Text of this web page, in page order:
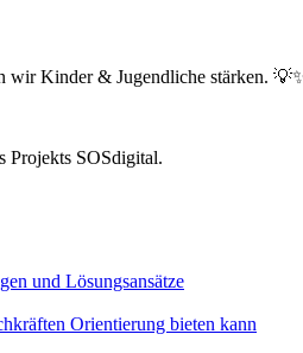
wir Kinder & Jugendliche stärken.
Projekts SOSdigital.
und Lösungsansätze
Orientierung bieten kann